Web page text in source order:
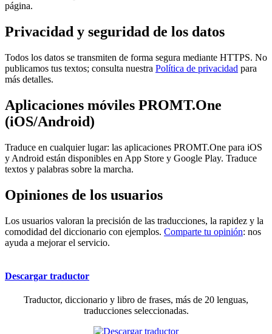
página.
Privacidad y seguridad de los datos
Todos los datos se transmiten de forma segura mediante HTTPS. No
publicamos tus textos; consulta nuestra Política de privacidad para
más detalles.
Aplicaciones móviles PROMT.One
(iOS/Android)
Traduce en cualquier lugar: las aplicaciones PROMT.One para iOS
y Android están disponibles en App Store y Google Play. Traduce
textos y palabras sobre la marcha.
Opiniones de los usuarios
Los usuarios valoran la precisión de las traducciones, la rapidez y la
comodidad del diccionario con ejemplos. Comparte tu opinión: nos
ayuda a mejorar el servicio.
Descargar traductor
Traductor, diccionario y libro de frases, más de 20 lenguas,
traducciones seleccionadas.